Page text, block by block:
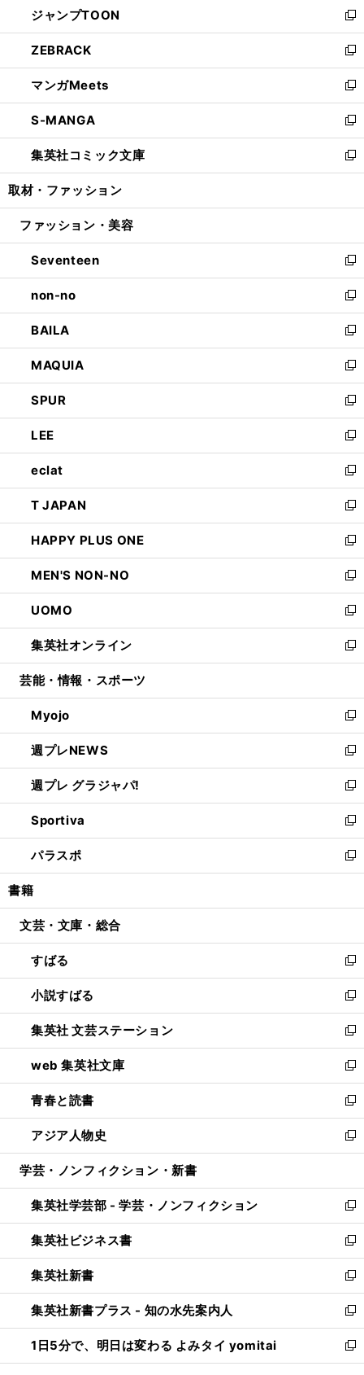
く
で
開
く
ド
ウ
で
開
く
ィ
ン
ド
ウ
で
開
く
い
ウ
ィ
ン
ド
ウ
で
開
く
ジャンプTOON
新
し
い
ウ
ィ
ン
ド
ウ
で
開
ZEBRACK
新
し
い
ウ
ィ
ン
ド
ウ
開
マンガMeets
新
し
い
ウ
ィ
ン
ウ
開
く
S-MANGA
新
し
い
ウ
ン
ウ
で
開
く
集英社コミック文庫
新
し
ウ
ン
ド
ウ
で
開
く
取材・ファッション
ファッション・美容
Seventeen
新
し
い
ウ
ィ
ン
ド
ウ
で
開
く
non-no
新
し
い
ウ
ィ
ン
ド
ウ
で
開
く
BAILA
新
し
い
ウ
ィ
ン
ド
ウ
で
開
く
MAQUIA
新
し
い
ウ
ィ
ン
ド
ウ
で
開
く
SPUR
新
し
い
ウ
ィ
ン
ド
ウ
で
開
く
LEE
新
し
い
ウ
ィ
ン
ド
ウ
で
開
く
eclat
新
し
い
ウ
ィ
ン
ド
ウ
で
開
く
T JAPAN
新
し
い
ウ
ィ
ン
ド
ウ
で
開
HAPPY PLUS ONE
新
し
い
ウ
ィ
ン
ド
ウ
開
く
MEN'S NON-NO
新
し
い
ウ
ィ
ン
ウ
で
開
く
UOMO
新
し
い
ウ
ン
ド
ウ
で
開
く
集英社オンライン
新
し
ウ
ィ
ン
ド
ウ
で
開
く
芸能・情報・スポーツ
Myojo
新
し
い
ウ
ィ
ン
ド
ウ
で
開
週プレNEWS
新
し
い
ウ
ィ
ン
ド
ウ
開
週プレ グラジャパ!
新
し
い
ウ
ィ
ン
ウ
開
く
Sportiva
新
し
い
ウ
ン
ウ
で
開
く
パラスポ
新
し
ウ
ン
ド
ウ
で
開
く
書籍
文芸・文庫・総合
すばる
新
し
い
ウ
ィ
ン
ド
ウ
で
開
く
小説すばる
新
し
い
ウ
ィ
ン
ド
ウ
で
開
集英社 文芸ステーション
新
し
い
ウ
ィ
ン
ド
ウ
開
く
web 集英社文庫
新
し
い
ウ
ィ
ン
ウ
で
開
く
青春と読書
新
し
い
ウ
ン
ド
ウ
で
開
く
アジア人物史
新
し
ウ
ィ
ン
ド
ウ
で
開
く
学芸・ノンフィクション・新書
集英社学芸部 - 学芸・ノンフィクション
新
し
い
ウ
ィ
ン
ド
ウ
で
開
集英社ビジネス書
新
し
い
ウ
ィ
ン
ド
ウ
集英社新書
新
し
い
ウ
ィ
ン
集英社新書プラス - 知の水先案内人
新
し
い
ウ
1日5分で、明日は変わる よみタイ yomitai
新
し